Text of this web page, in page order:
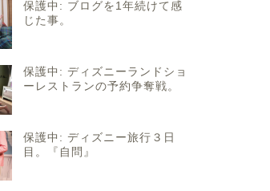
保護中: ブログを1年続けて感
じた事。
保護中: ディズニーランドショ
ーレストランの予約争奪戦。
保護中: ディズニー旅行３日
目。『自問』